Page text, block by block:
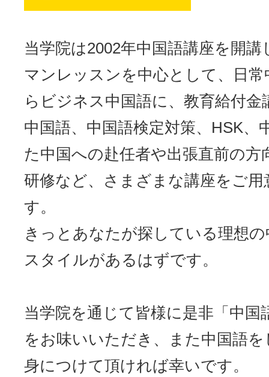
当学院は2002年中国語講座を開
マンレッスンを中心として、日常
らビジネス中国語に、教育給付金
中国語、中国語検定対策、HSK、
た中国への赴任者や出張直前の方
研修など、さまざまな講座をご
す。
きっとあなたが探している理想
スタイルがあるはずです。
当学院を通じて皆様に是非「中国
をお味いいただき、また中国語
身につけて頂ければ幸いです。